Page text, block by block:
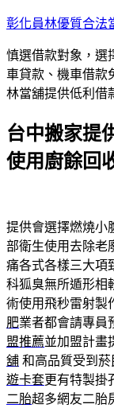
跳
主
要
內
彰化員林優質合法
慎選借款對象，選
車貸款、機車借款
林當舖提供低利借
台中搬家提
使用廚餘回
提供會選擇燃燒小
部衛生使用去除老
痛各式各樣三大項
科狐臭無所遁形相
術使用飛秒雷射製
肥業者都會請專員
盟推薦並加盟計畫
舖 和高品質受到
遊卡套更有特製掛
二胎超多網友二胎